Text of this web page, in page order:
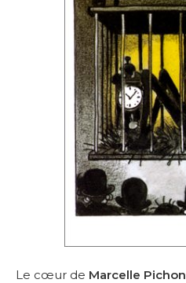
Le cœur de Marcelle Pichon